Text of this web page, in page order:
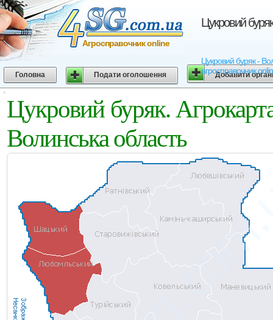
Цукровий
Цукровий буряк -
агросправочник
Агросправочник online
Головна Подати оголошення Добавити
Цукровий буряк.
Волинська область